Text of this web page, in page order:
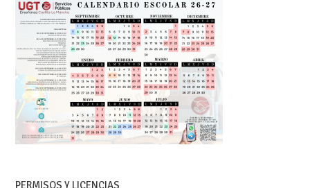
PERMISOS Y LICENCIAS